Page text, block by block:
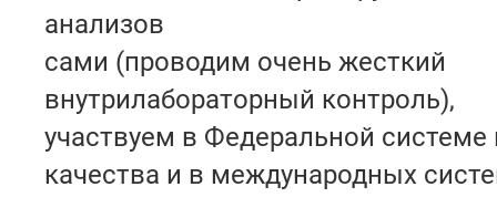
анализов
сами (проводим очень жесткий
внутрилабораторный контроль),
участвуем в Федеральной
качества и в международных